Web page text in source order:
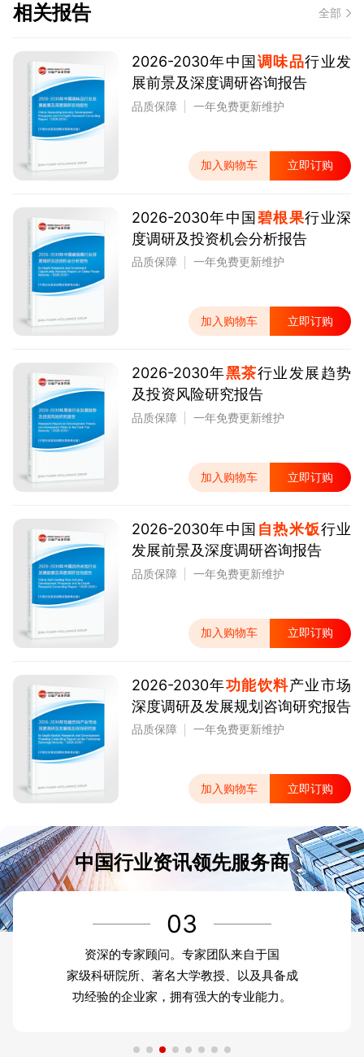
相关报告 全部
2026-2030年中国 调味品行业发
展前景及深度调研咨询报告
品质保障 一年免费更新维护
加入购物车 立即订购
2026-2030年中国碧根果行业深
度调研及投资机会分析报告
品质保障 一年免费更新维护
加入购物车 立即订购
2026-2030年黑茶行业发展趋势
及投资风险研究报告
品质保障 一年免费更新维护
加入购物车 立即订购
2026-2030年中国 自热米饭行业
发展前景及深度调研咨询报告
品质保障 一年免费更新维护
加入购物车 立即订购
2026-2030年功能饮料产业市场
深度调研及发展规划咨询研究报告
品质保障 一年免费更新维护
加入购物车 立即订购
中国行业资讯领先服务商
03
资深的专家顾问。专家团队来自于国
家级科研院所、著名大学教授、以及具备成
功经验的企业家，拥有强大的专业能力。